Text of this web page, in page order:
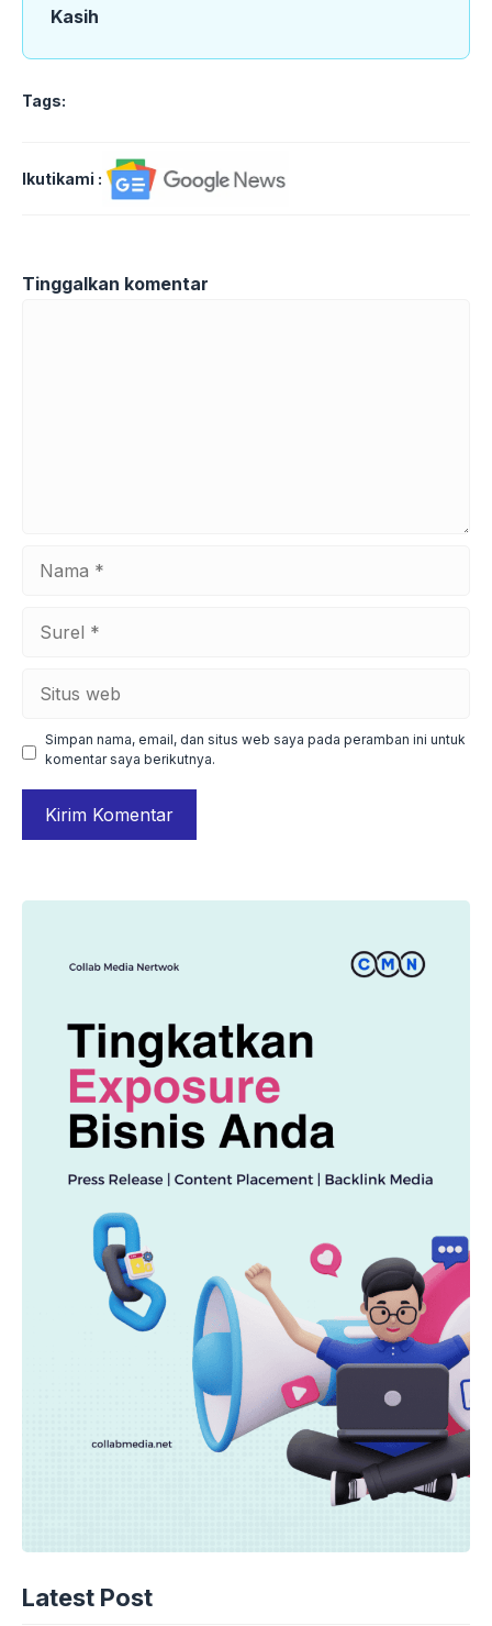
Kasih
Tags:
Ikutikami :
Tinggalkan komentar
web
Simpan nama, email, dan situs web saya pada peramban ini untuk
komentar saya berikutnya.
Latest Post
Demi Anak Jadi Warren Buffett Orang
Tua Rela Berkorban